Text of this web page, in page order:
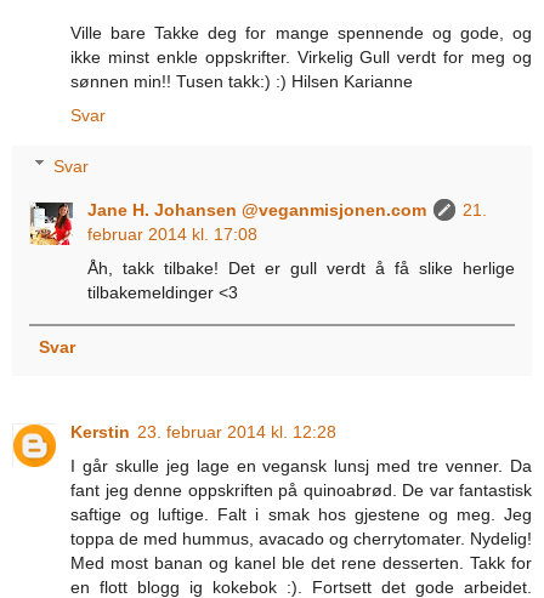
Ville bare Takke deg for mange spennende og gode, og
ikke minst enkle oppskrifter. Virkelig Gull verdt for meg og
sønnen min!! Tusen takk:) :) Hilsen Karianne
Svar
Svar
Jane H. Johansen @veganmisjonen.com
21.
februar 2014 kl. 17:08
Åh, takk tilbake! Det er gull verdt å få slike herlige
tilbakemeldinger <3
Svar
Kerstin 23. februar 2014 kl. 12:28
I går skulle jeg lage en vegansk lunsj med tre venner. Da
fant jeg denne oppskriften på quinoabrød. De var fantastisk
saftige og luftige. Falt i smak hos gjestene og meg. Jeg
toppa de med hummus, avacado og cherrytomater. Nydelig!
Med most banan og kanel ble det rene desserten. Takk for
en flott blogg ig kokebok :). Fortsett det gode arbeidet.